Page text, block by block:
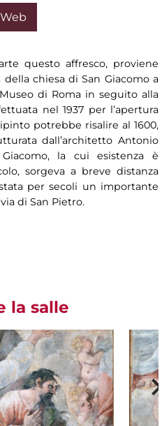
questo affresco, proviene
chiesa di San Giacomo a
di Roma in seguito alla
nel 1937 per l’apertura
potrebbe risalire al 1600,
dall’architetto Antonio
la cui esistenza è
sorgeva a breve distanza
per secoli un importante
di San Pietro.
la salle